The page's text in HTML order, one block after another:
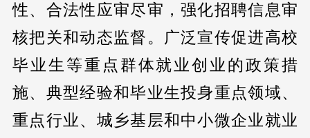
性、合法性应审尽审，强化招聘信息审
核把关和动态监督。广泛宣传促进高校
毕业生等重点群体就业创业的政策措
施、典型经验和毕业生投身重点领域、
重点行业、城乡基层和中小微企业就业